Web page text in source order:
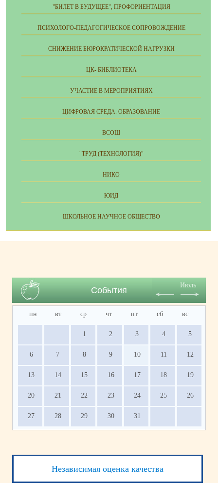
"БИЛЕТ В БУДУЩЕЕ", ПРОФОРИЕНТАЦИЯ
ПСИХОЛОГО-ПЕДАГОГИЧЕСКОЕ СОПРОВОЖДЕНИЕ
СНИЖЕНИЕ БЮРОКРАТИЧЕСКОЙ НАГРУЗКИ
ЦК- БИБЛИОТЕКА
УЧАСТИЕ В МЕРОПРИЯТИЯХ
ЦИФРОВАЯ СРЕДА. ОБРАЗОВАНИЕ
ВСОШ
"ТРУД (ТЕХНОЛОГИЯ)"
НИКО
ЮИД
ШКОЛЬНОЕ НАУЧНОЕ ОБЩЕСТВО
События
Июль
пн вт ср чт пт сб вс
1 2 3 4 5
6 7 8 9 10 11 12
13 14 15 16 17 18 19
20 21 22 23 24 25 26
27 28 29 30 31
Независимая оценка качества